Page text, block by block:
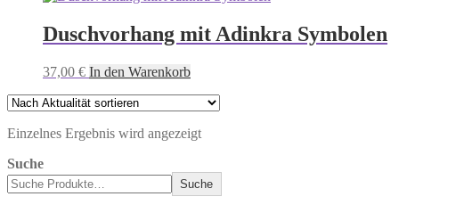
Duschvorhang mit Adinkra Symbolen
37,00 € In den Warenkorb
Einzelnes Ergebnis wird angezeigt
Suche
Suche